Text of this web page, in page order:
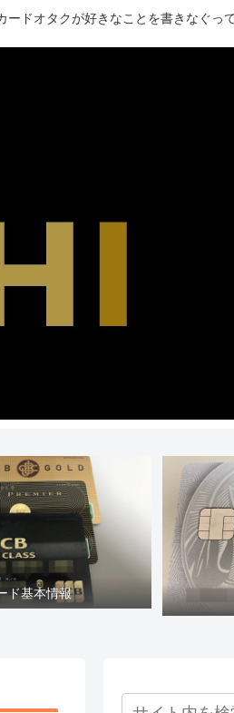
ドオタクが好きなことを書きなぐって
ド基本情報